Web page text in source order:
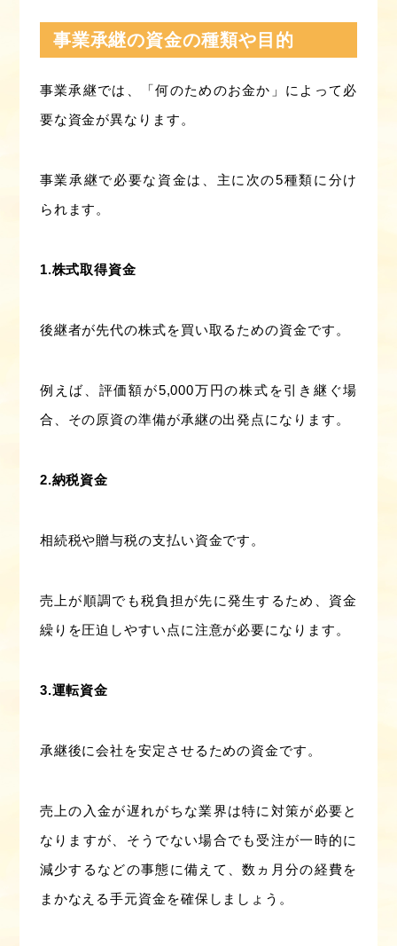
事業承継の資金の種類や目的
事業承継では、「何のためのお金か」によって必
要な資金が異なります。
事業承継で必要な資金は、主に次の5種類に分け
られます。
1.株式取得資金
後継者が先代の株式を買い取るための資金です。
例えば、評価額が5,000万円の株式を引き継ぐ場
合、その原資の準備が承継の出発点になります。
2.納税資金
相続税や贈与税の支払い資金です。
売上が順調でも税負担が先に発生するため、資金
繰りを圧迫しやすい点に注意が必要になります。
3.運転資金
承継後に会社を安定させるための資金です。
売上の入金が遅れがちな業界は特に対策が必要と
なりますが、そうでない場合でも受注が一時的に
減少するなどの事態に備えて、数ヵ月分の経費を
まかなえる手元資金を確保しましょう。